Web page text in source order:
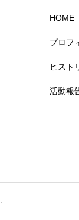
HOME
プロフ
ヒスト
活動報